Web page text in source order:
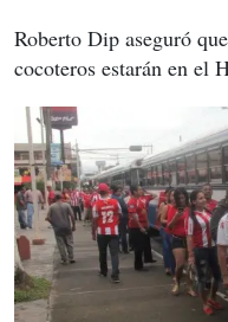
Roberto Dip aseguró
cocoteros estarán en el